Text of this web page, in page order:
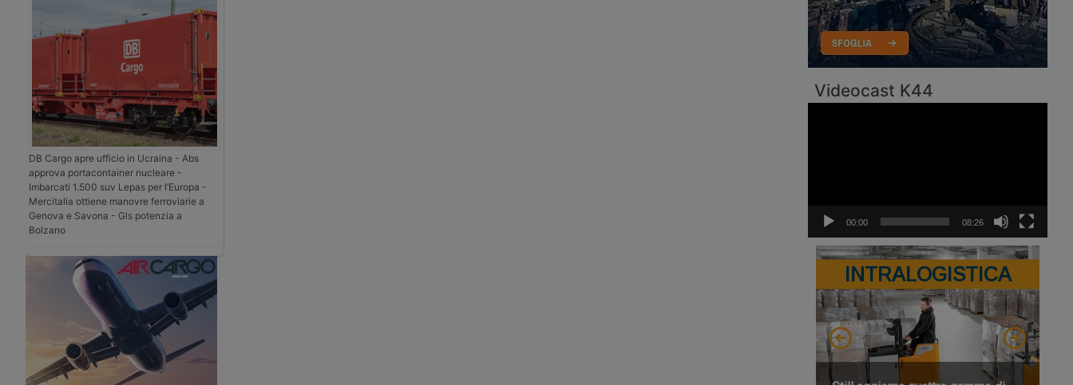
DB Cargo apre ufficio in Ucraina - Abs
approva portacontainer nucleare -
Imbarcati 1.500 suv Lepas per l’Europa -
Mercitalia ottiene manovre ferroviarie a
Genova e Savona - Gls potenzia a
Bolzano
Videocast K44
00:00 08:26
INTRALOGISTICA